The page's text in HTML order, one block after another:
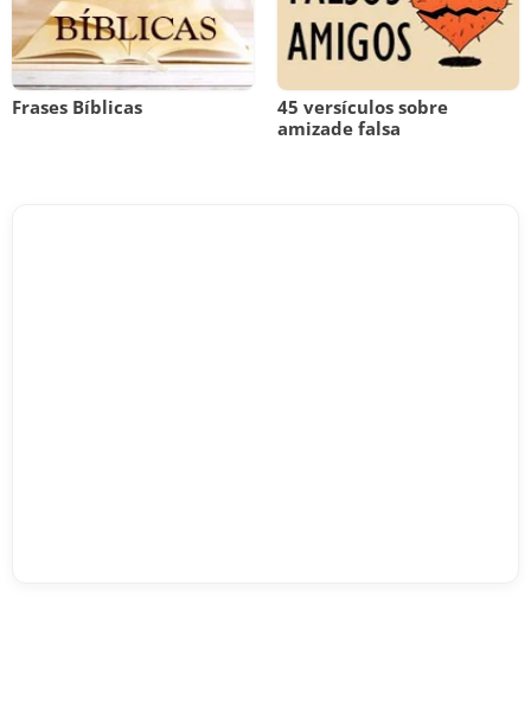
Frases Bíblicas
45 versículos sobre
amizade falsa